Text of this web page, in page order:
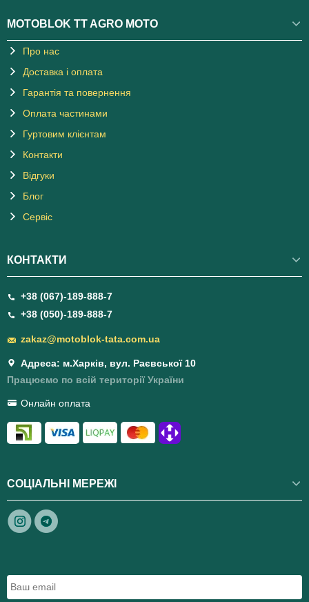
MOTOBLOK TT AGRO MOTO
Про нас
Доставка і оплата
Гарантія та повернення
Оплата частинами
Гуртовим клієнтам
Контакти
Відгуки
Блог
Сервіс
КОНТАКТИ
+38 (067)-189-888-7
+38 (050)-189-888-7
zakaz@motoblok-tata.com.ua
Адреса: м.Харків, вул. Раєвської 10
Працюємо по всій території України
Онлайн оплата
СОЦІАЛЬНІ МЕРЕЖІ